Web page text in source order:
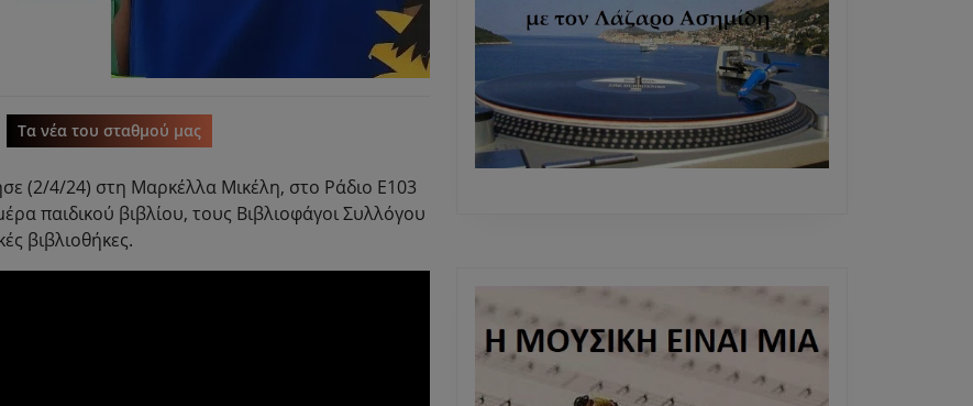
Τα νέα του σταθμού μας
(2/4/24) στη Μαρκέλλα Μικέλη, στο Ράδιο Ε103
παιδικού βιβλίου, τους Βιβλιοφάγοι Συλλόγου
βιβλιοθήκες.